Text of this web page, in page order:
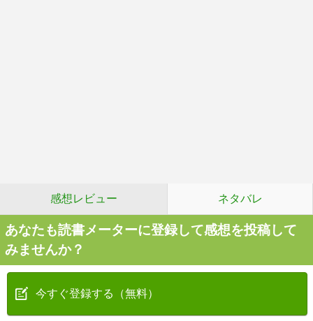
感想レビュー ネタバレ
あなたも読書メーターに登録して感想を投稿して
みませんか？
今すぐ登録する（無料）